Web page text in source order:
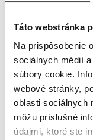
Táto webstránka
Na prispôsobenie
sociálnych médií
súbory cookie.
webové stránky,
oblasti sociálnych
môžu príslušné
údajmi, ktoré ste